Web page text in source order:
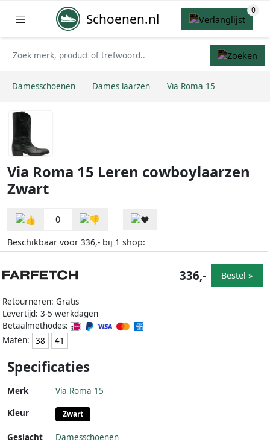
Schoenen.nl
Damesschoenen Dames laarzen Via Roma 15
Via Roma 15 Leren cowboylaarzen
Zwart
0
Beschikbaar voor 336,- bij 1 shop:
Retourneren: Gratis
Levertijd: 3-5 werkdagen
Betaalmethodes:
Maten:
38 41
336,- Bestel »
Specificaties
Merk Via Roma 15
Kleur Zwart
Geslacht
Damesschoenen